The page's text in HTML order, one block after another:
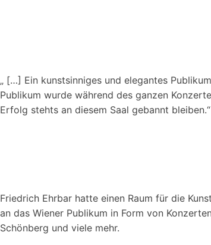
„ […] Ein kunstsinniges und elegantes
Publikum wurde während des ganzen
Erfolg stehts an diesem Saal gebannt
Friedrich Ehrbar hatte einen Raum für die
an das Wiener Publikum in Form von
Schönberg und viele mehr.